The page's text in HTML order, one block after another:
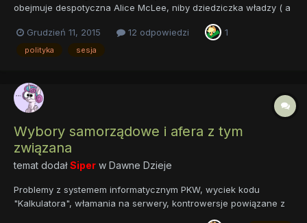
obejmuje despotyczna Alice McLee, niby dziedziczka władzy ( a
dalekiej rodziny... Tak naprawdę zwykła oszustka, nie mająca
nawet odpowiedniego wieku na władzę. Kiedy zaczyna wł...
Grudzień 11, 2015 12 odpowiedzi 1
polityka sesja
Wybory samorządowe i afera z tym
związana
temat dodałSiper w Dawne Dzieje
Problemy z systemem informatycznym PKW, wyciek kodu
"Kalkulatora", włamania na serwery, kontrowersje powiązane z
niedzielnymi wyborami, manifestacje... Oj dużo się działo przez